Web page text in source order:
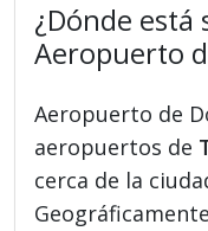
¿Dónde
Aeropuerto
Aeropuerto de
aeropuertos de
cerca de la